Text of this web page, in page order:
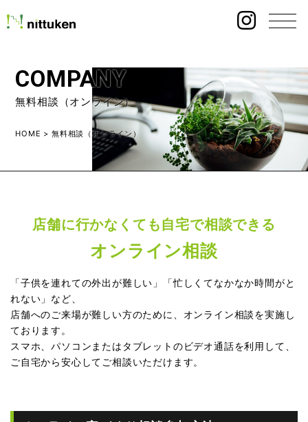
COMPANY
無料相談（オンライン）
HOME >無料相談（オンライン）
店舗に行かなくても自宅で相談できる
オンライン相談
「子供を連れての外出が難しい」「忙しくてなかなか時間がと
れない」など、
店舗へのご来場が難しい方のために、オンライン相談を実施し
ております。
スマホ、パソコンまたはタブレットのビデオ通話を利用して、
ご自宅から安心してご相談いただけます。